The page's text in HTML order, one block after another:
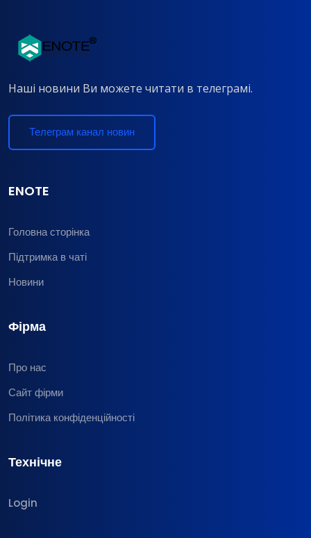
Наші новини Ви можете читати в телеграмі.
Телеграм канал новин
ENOTE
Головна сторінка
Підтримка в чаті
Новини
Фірма
Про нас
Сайт фірми
Політика конфіденційності
Технічне
Login